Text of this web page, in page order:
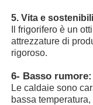
Richieda una
Forno di fusione
forno di fusione
5. Vita e
Il frigorifero è un
attrezzature di
rigoroso.
6- Basso rumore:
Le caldaie sono
bassa